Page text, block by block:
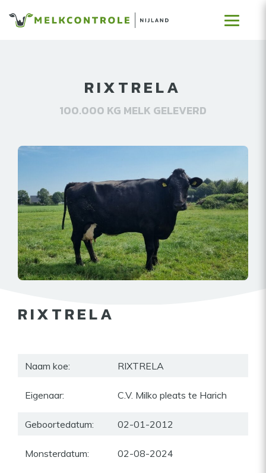
RIXTRELA
100.000 KG MELK GELEVERD
RIXTRELA
Naam koe: RIXTRELA
Eigenaar: C.V. Milko pleats te Harich
Geboortedatum: 02-01-2012
Monsterdatum: 02-08-2024